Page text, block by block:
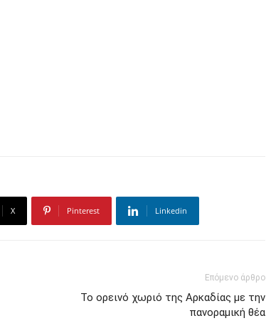
X Pinterest Linkedin
Επόμενο άρθρο
Το ορεινό χωριό της Αρκαδίας με την
πανοραμική θέα